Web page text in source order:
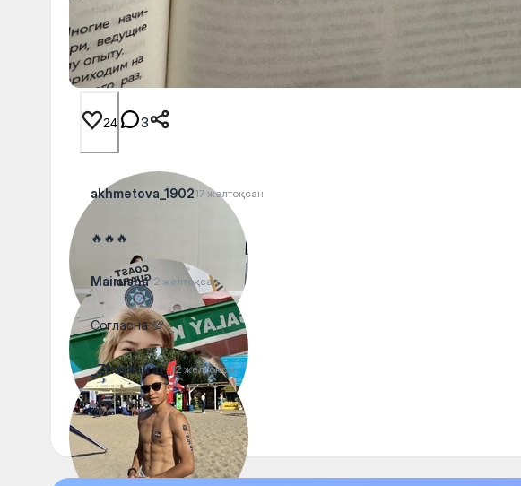
24 3
akhmetova_190217 желтоқсан
🔥🔥🔥
Mairusha12 желтоқсан
Согласна 💯
_Zhaskairat_12 желтоқсан
💯